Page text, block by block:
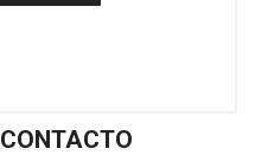
CONTACTO